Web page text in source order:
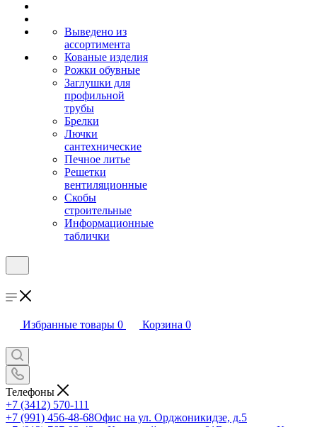
Выведено из
ассортимента
Кованые изделия
Рожки обувные
Заглушки для
профильной
трубы
Брелки
Лючки
сантехнические
Печное литье
Решетки
вентиляционные
Скобы
строительные
Информационные
таблички
Избранные товары 0 Корзина 0
Телефоны
+7 (3412) 570-111
+7 (991) 456-48-68Офис на ул. Орджоникидзе, д.5